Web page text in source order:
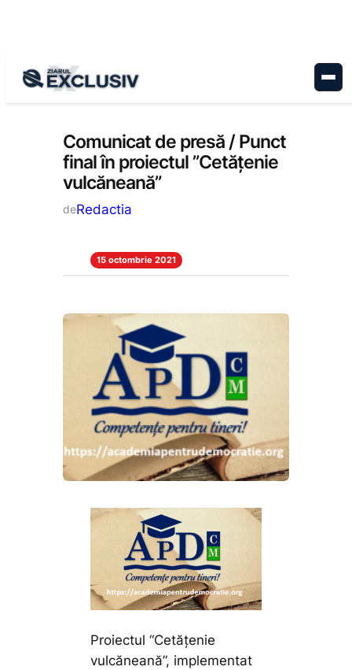
Educație, Stiri la zi
Comunicat de presă / Punct
final în proiectul ”Cetățenie
vulcăneană”
deRedactia
15 octombrie 2021
Proiectul “Cetățenie
vulcăneană”, implementat